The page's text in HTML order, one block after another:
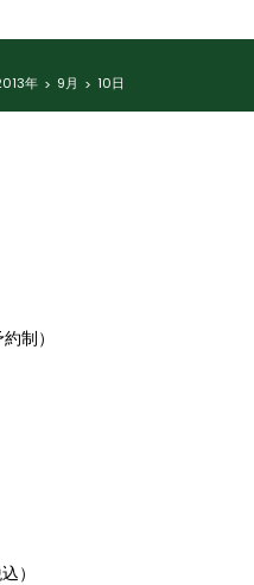
年 > 9月 > 10日
制）
）